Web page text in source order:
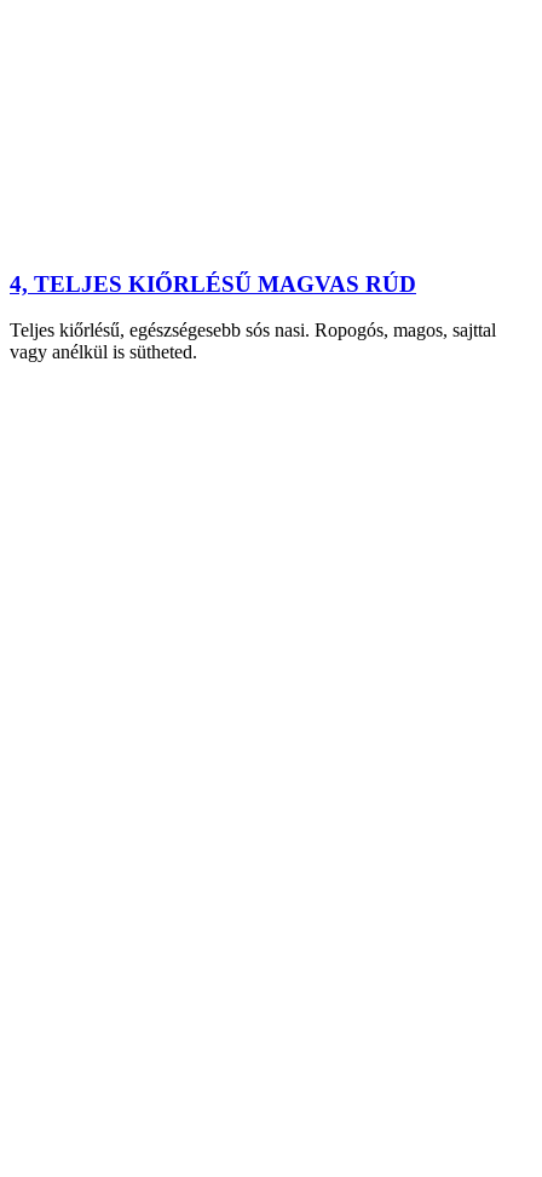
4, TELJES KIŐRLÉSŰ MAGVAS RÚD
Teljes kiőrlésű, egészségesebb sós nasi. Ropogós, magos, sajttal
vagy anélkül is sütheted.